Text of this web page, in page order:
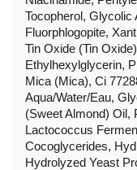
Tocopherol, Glycolic
Fluorphlogopite,
Tin Oxide (Tin
Ethylhexylglycerin,
Mica (Mica), Ci
Aqua/Water/Eau,
(Sweet Almond) Oil,
Lactococcus
Cocoglycerides,
Hydrolyzed Yeast